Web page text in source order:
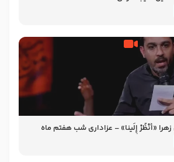
«أُنْظُرْ إِلَینا» – عزاداری شب هفتم ماه